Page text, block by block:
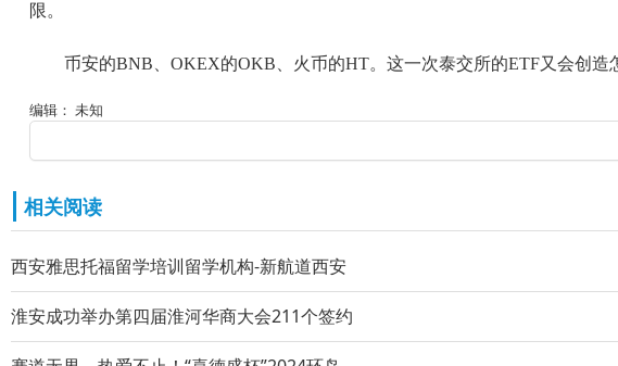
限。
币安的BNB、OKEX的OKB、火币的HT。这一次泰交所的ETF又会创造
编辑： 未知
相关阅读
西安雅思托福留学培训留学机构-新航道西安
淮安成功举办第四届淮河华商大会211个签约